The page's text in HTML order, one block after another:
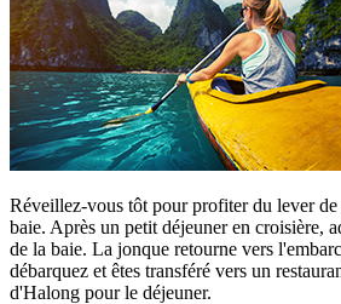
Réveillez-vous tôt pour profiter du lever
baie. Après un petit déjeuner en croisière,
de la baie. La jonque retourne vers
débarquez et êtes transféré vers un
d'Halong pour le déjeuner.